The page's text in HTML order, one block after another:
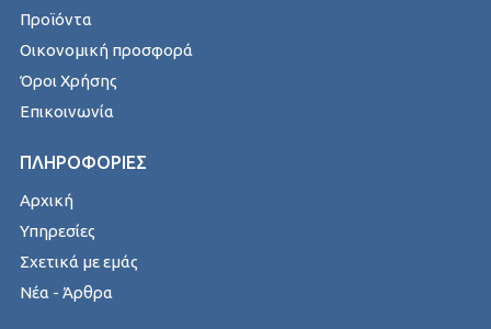
Προϊόντα
Οικονομική προσφορά
Όροι Χρήσης
Επικοινωνία
ΠΛΗΡΟΦΟΡΙΕΣ
Αρχική
Υπηρεσίες
Σχετικά με εμάς
Νέα - Άρθρα